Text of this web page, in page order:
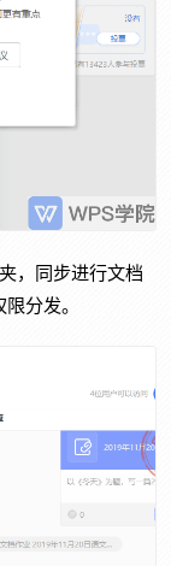
，同步进行文档
分发。